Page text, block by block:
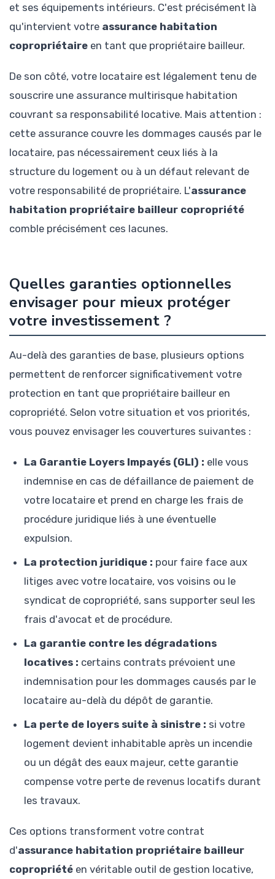
et ses équipements intérieurs. C'est précisément là
qu'intervient votre assurance habitation
copropriétaire en tant que propriétaire bailleur.
De son côté, votre locataire est légalement tenu de
souscrire une assurance multirisque habitation
couvrant sa responsabilité locative. Mais attention :
cette assurance couvre les dommages causés par le
locataire, pas nécessairement ceux liés à la
structure du logement ou à un défaut relevant de
votre responsabilité de propriétaire. L'assurance
habitation propriétaire bailleur copropriété
comble précisément ces lacunes.
Quelles garanties optionnelles
envisager pour mieux protéger
votre investissement ?
Au-delà des garanties de base, plusieurs options
permettent de renforcer significativement votre
protection en tant que propriétaire bailleur en
copropriété. Selon votre situation et vos priorités,
vous pouvez envisager les couvertures suivantes :
La Garantie Loyers Impayés (GLI) : elle vous
indemnise en cas de défaillance de paiement de
votre locataire et prend en charge les frais de
procédure juridique liés à une éventuelle
expulsion.
La protection juridique : pour faire face aux
litiges avec votre locataire, vos voisins ou le
syndicat de copropriété, sans supporter seul les
frais d'avocat et de procédure.
La garantie contre les dégradations
locatives : certains contrats prévoient une
indemnisation pour les dommages causés par le
locataire au-delà du dépôt de garantie.
La perte de loyers suite à sinistre : si votre
logement devient inhabitable après un incendie
ou un dégât des eaux majeur, cette garantie
compense votre perte de revenus locatifs durant
les travaux.
Ces options transforment votre contrat
d'assurance habitation propriétaire bailleur
copropriété en véritable outil de gestion locative,